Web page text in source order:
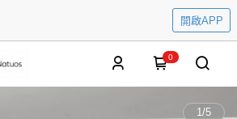
開啟APP
0
1/5